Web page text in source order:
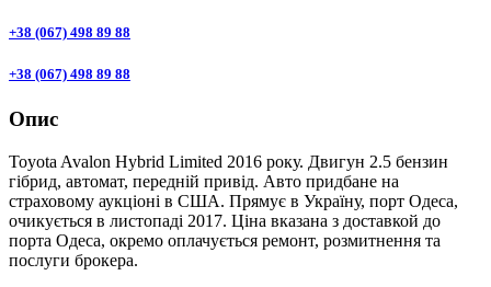
+38 (067) 498 89 88
+38 (067) 498 89 88
Опис
Toyota Avalon Hybrid Limited 2016 року. Двигун 2.5 бензин
гібрид, автомат, передній привід. Авто придбане на
страховому аукціоні в США. Прямує в Україну, порт Одеса,
очикується в листопаді 2017. Ціна вказана з доставкой до
порта Одеса, окремо оплачується ремонт, розмитнення та
послуги брокера.